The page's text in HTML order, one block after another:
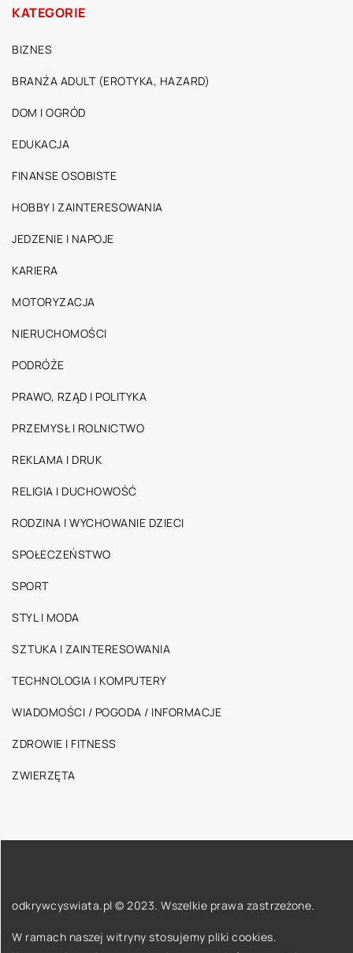
KATEGORIE
BIZNES
BRANŻA ADULT (EROTYKA, HAZARD)
DOM I OGRÓD
EDUKACJA
FINANSE OSOBISTE
HOBBY I ZAINTERESOWANIA
JEDZENIE I NAPOJE
KARIERA
MOTORYZACJA
NIERUCHOMOŚCI
PODRÓŻE
PRAWO, RZĄD I POLITYKA
PRZEMYSŁ I ROLNICTWO
REKLAMA I DRUK
RELIGIA I DUCHOWOŚĆ
RODZINA I WYCHOWANIE DZIECI
SPOŁECZEŃSTWO
SPORT
STYL I MODA
SZTUKA I ZAINTERESOWANIA
TECHNOLOGIA I KOMPUTERY
WIADOMOŚCI / POGODA / INFORMACJE
ZDROWIE I FITNESS
ZWIERZĘTA
odkrywcyswiata.pl © 2023. Wszelkie prawa zastrzeżone.
W ramach naszej witryny stosujemy pliki cookies.